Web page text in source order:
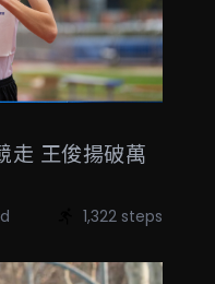
走 王俊揚破萬
1,322 steps